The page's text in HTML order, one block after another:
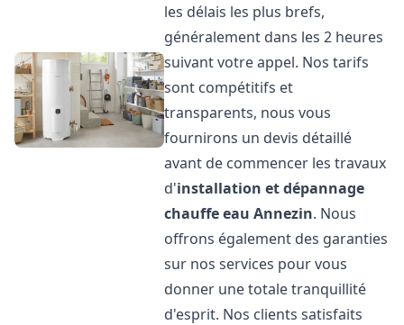
les délais les plus brefs,
généralement dans les 2 heures
suivant votre appel. Nos tarifs
sont compétitifs et
transparents, nous vous
fournirons un devis détaillé
avant de commencer les travaux
d'installation et dépannage
chauffe eau Annezin. Nous
offrons également des garanties
sur nos services pour vous
donner une totale tranquillité
d'esprit. Nos clients satisfaits